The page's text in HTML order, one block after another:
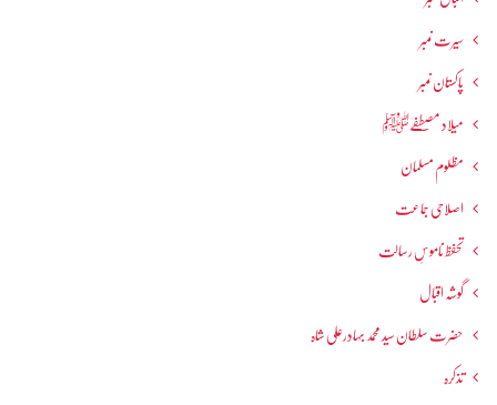
سیرت نمبر
پاکستان نمبر
میلاد مصطفےٰﷺ
مظلوم مسلمان
اصلاحی جماعت
تحفظ ناموسِ رسالت
گوشہ اقبال
حضرت سلطان سید محمد بہادرعلی شاہ
تذکرہ